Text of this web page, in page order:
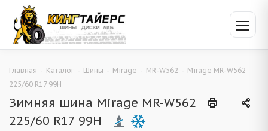
Главная - Каталог - Шины - Mirage - MR-W562 - Mirage MR-W562
225/60 R17 99H
Зимняя шина Mirage MR-W562
225/60 R17 99H